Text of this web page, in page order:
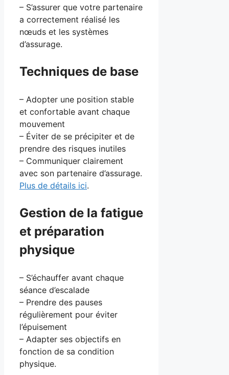
– S’assurer que votre partenaire
a correctement réalisé les
nœuds et les systèmes
d’assurage.
Techniques de base
– Adopter une position stable
et confortable avant chaque
mouvement
– Éviter de se précipiter et de
prendre des risques inutiles
– Communiquer clairement
avec son partenaire d’assurage.
Plus de détails ici.
Gestion de la fatigue
et préparation
physique
– S’échauffer avant chaque
séance d’escalade
– Prendre des pauses
régulièrement pour éviter
l’épuisement
– Adapter ses objectifs en
fonction de sa condition
physique.